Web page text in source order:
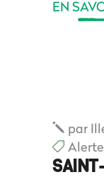
EN
par